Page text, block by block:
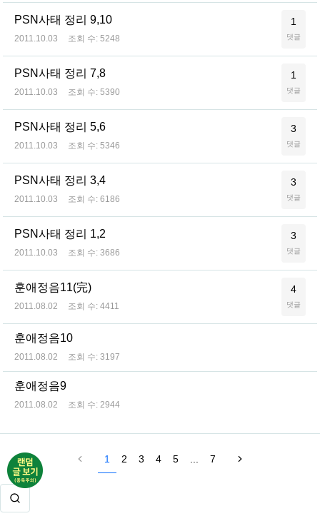
PSN사태 정리 9,10
2011.10.03 조회 수: 5248
1
댓글
PSN사태 정리 7,8
2011.10.03 조회 수: 5390
1
댓글
PSN사태 정리 5,6
2011.10.03 조회 수: 5346
3
댓글
PSN사태 정리 3,4
2011.10.03 조회 수: 6186
3
댓글
PSN사태 정리 1,2
2011.10.03 조회 수: 3686
3
댓글
훈애정음11(完)
2011.08.02 조회 수: 4411
4
댓글
훈애정음10
2011.08.02 조회 수: 3197
훈애정음9
2011.08.02 조회 수: 2944
1 2 3 4 5 7